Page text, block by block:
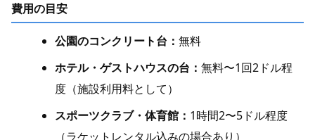
費用の目安
公園のコンクリート台：無料
ホテル・ゲストハウスの台：無料〜1回2ドル程
度（施設利用料として）
スポーツクラブ・体育館： 1時間2〜5ドル程度
（ラケットレンタル込みの場合あり）